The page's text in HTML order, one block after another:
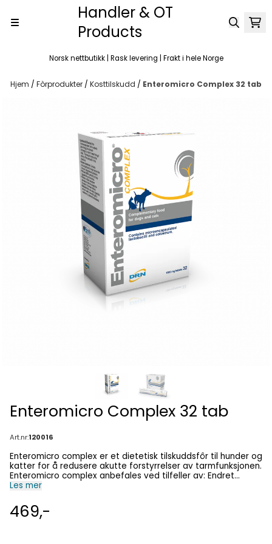
Handler & OT
Products
Norsk nettbutikk | Rask levering | Frakt i hele Norge
Hjem / Fòrprodukter / Kosttilskudd / Enteromicro Complex 32 tab
Enteromicro Complex 32 tab
Art.nr:120016
Enteromicro complex er et dietetisk tilskuddsfôr til hunder og
katter for å redusere akutte forstyrrelser av tarmfunksjonen.
Enteromicro complex anbefales ved tilfeller av: Endret
balanse i tarmflora på grunn av medisinsk behandling, stress,
innholdsstoffer Melkesyrebakterier Enterococus faecium,
NCIMB 10415, (CFU 1.155 x 10 9 ): stabiliserer tarmens
Les mer
469,-